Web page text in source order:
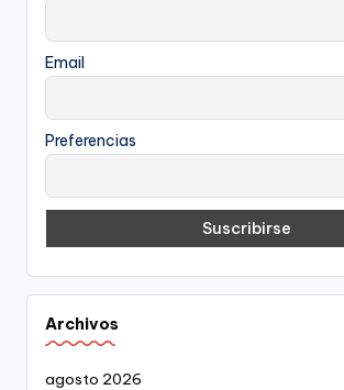
Email
Preferencias
Archivos
agosto 2026